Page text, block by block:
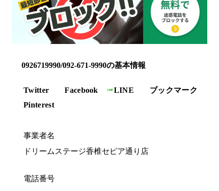
0926719990/092-671-9990の基本情報
Twitter Facebook LINE
ブックマーク
Pinterest
事業者名
ドリームステージ香椎セピア通り店
電話番号